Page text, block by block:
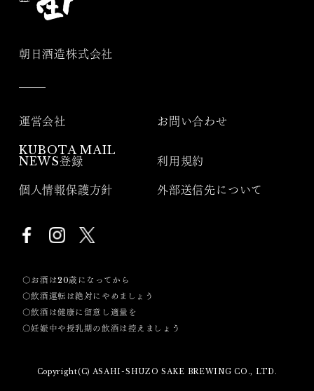
朝日酒造株式会社
運営会社 お問い合わせ
KUBOTA MAIL
NEWS登録
利用規約
個人情報保護方針 外部送信先について
〇お酒は20歳になってから
〇飲酒運転は絶対にやめましょう
〇飲酒は健康に留意し適量を
〇妊娠中や授乳期の飲酒は控えましょう
Copyright(C) ASAHI-SHUZO SAKE BREWING CO., LTD.